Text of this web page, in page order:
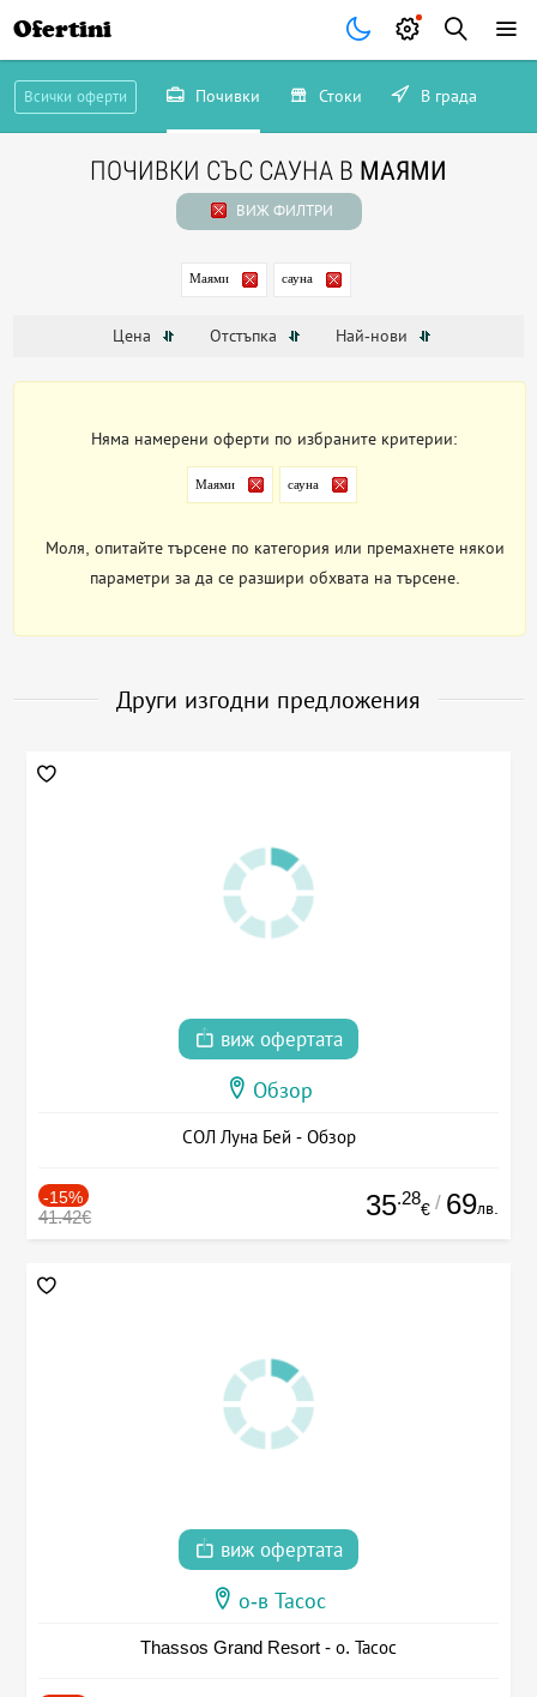
Ofertini
Всички оферти Почивки Стоки В града
ПОЧИВКИ СЪС САУНА В МАЯМИ
ВИЖ ФИЛТРИ
Маями сауна
Цена Отстъпка Най-нови
Няма намерени оферти по избраните критерии:
Маями сауна
Моля, опитайте търсене по категория или премахнете някои
параметри за да се разшири обхвата на търсене.
Други изгодни предложения
виж офертата
Обзор
СОЛ Луна Бей - Обзор
-15%
41.42€ 35.28
€ / 69лв.
виж офертата
о-в Тасос
Thassos Grand Resort - о. Тасос